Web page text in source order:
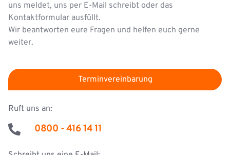
uns meldet, uns per E-Mail schreibt oder das
Kontaktformular ausfüllt.
Wir beantworten eure Fragen und helfen euch gerne
weiter.
Terminvereinbarung
Ruft uns an:
0800 - 416 14 11